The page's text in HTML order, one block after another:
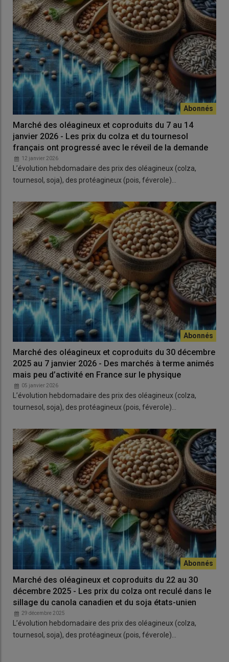
Marché des oléagineux et coproduits du 7 au 14
janvier 2026 - Les prix du colza et du tournesol
français ont progressé avec le réveil de la demande
12 janvier 2026
L’évolution hebdomadaire des prix des oléagineux (colza,
tournesol, soja), des protéagineux (pois, féverole)…
Marché des oléagineux et coproduits du 30 décembre
2025 au 7 janvier 2026 - Des marchés à terme animés
mais peu d’activité en France sur le physique
05 janvier 2026
L’évolution hebdomadaire des prix des oléagineux (colza,
tournesol, soja), des protéagineux (pois, féverole)…
Marché des oléagineux et coproduits du 22 au 30
décembre 2025 - Les prix du colza ont reculé dans le
sillage du canola canadien et du soja états-unien
29 décembre 2025
L’évolution hebdomadaire des prix des oléagineux (colza,
tournesol, soja), des protéagineux (pois, féverole)…